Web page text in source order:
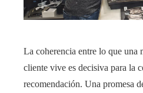
La coherencia entre lo que una
cliente vive es decisiva para la
recomendación. Una promesa